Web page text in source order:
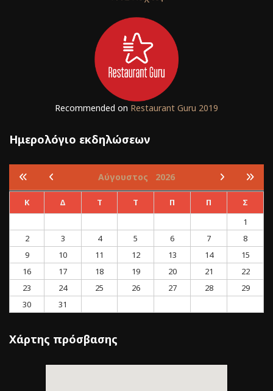
Recommended on Restaurant Guru 2019
Ημερολόγιο εκδηλώσεων
Αύγουστος 2026
Κ Δ Τ Τ Π Π
Σ
1
2
3 4 5 6 7
8
9
10 11 12 13 14
15
16
17 18 19 20 21
22
23
24 25 26 27 28
29
30
31
Χάρτης πρόσβασης